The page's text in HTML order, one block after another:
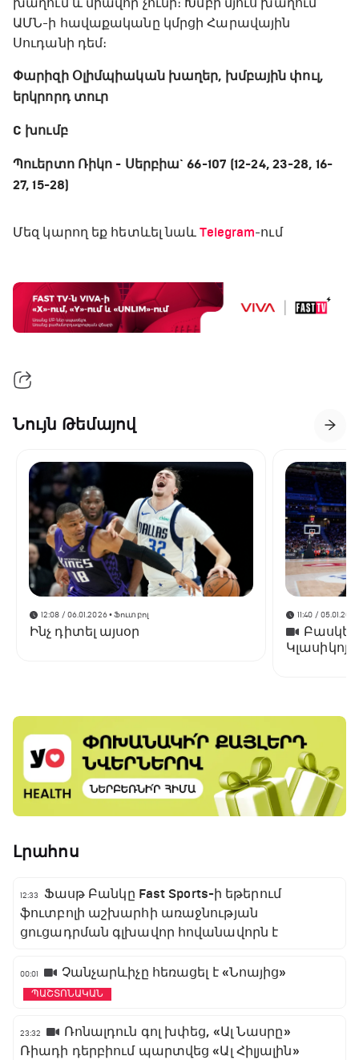
ԱՄՆ-ի հավաքականը կմրցի Հարավային
Սուդանի դեմ։
Փարիզի Օլիմպիական խաղեր, խմբային փուլ,
երկրորդ տուր
C խումբ
Պուերտո Ռիկո - Սերբիա` 66-107 (12-24, 23-28, 16-
27, 15-28)
Մեզ կարող եք հետևել նաև Telegram-ում
Նույն Թեմայով
12:08 / 06.01.2026• Ֆուտբոլ
Ինչ դիտել այսօր
11:40 /
Լրահոս
12:33
Ֆասթ Բանկը Fast Sports-ի եթերում
ֆուտբոլի աշխարհի առաջնության
ցուցադրման գլխավոր հովանավորն է
00:01 Չանչարևիչը հեռացել է «Նոայից»
ՊԱՇՏՈՆԱԿԱՆ
23:32
Ռոնալդուն գոլ խփեց, «Ալ Նասրը»
Ռիադի դերբիում պարտվեց «Ալ Հիլյալին»